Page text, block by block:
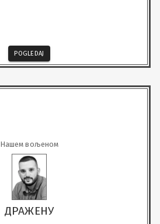
POGLEDAJ
Нашем вољеном
ДРАЖЕНУ